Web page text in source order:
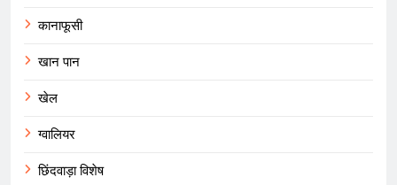
कानाफूसी
खान पान
खेल
ग्वालियर
छिंदवाड़ा विशेष